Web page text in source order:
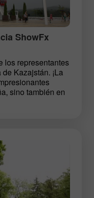
ShowFx
los representantes
Kazajstán. ¡La
sino también en